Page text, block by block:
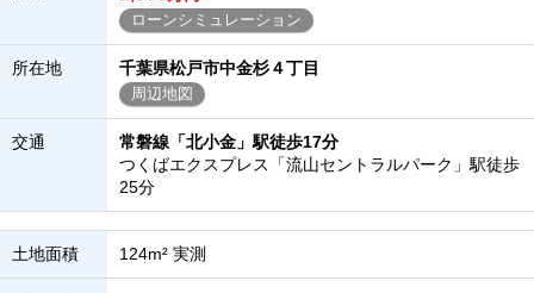
ローンシミュレーション
所在地 千葉県松戸市中金杉４丁目
周辺地図
交通
常磐線「北小金」駅徒歩17分
つくばエクスプレス「流山セントラルパーク」駅徒歩
25分
土地面積 124m² 実測